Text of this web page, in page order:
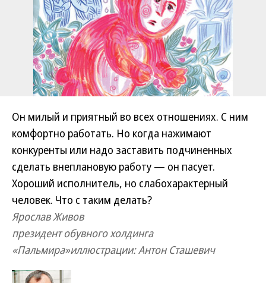
Он милый и приятный во всех отношениях. С ним
комфортно работать. Но когда нажимают
конкуренты или надо заставить подчиненных
сделать внеплановую работу — он пасует.
Хороший исполнитель, но слабохарактерный
человек. Что с таким делать?
Ярослав Живов
президент обувного холдинга
«Пальмира»иллюстрации: Антон Сташевич